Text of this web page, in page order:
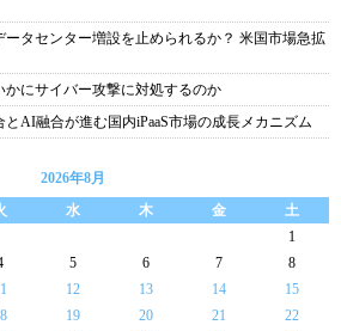
ータセンター増設を止められるか？ 米国市場急拡
にサイバー攻撃に対処するのか
AI融合が進む国内iPaaS市場の成長メカニズム
2026年8月
水 木 金
土
1
5 6 7
8
12 13 14
15
19 20 21
22